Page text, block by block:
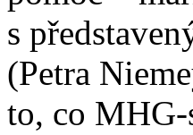
s
(Petra
to, co